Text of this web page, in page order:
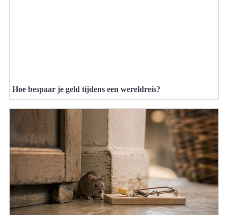
Hoe bespaar je geld tijdens een wereldreis?